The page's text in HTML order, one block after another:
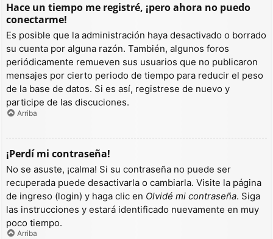
Hace un tiempo me registré, ¡pero ahora no puedo
conectarme!
Es posible que la administración haya desactivado o borrado
su cuenta por alguna razón. También, algunos foros
periódicamente remueven sus usuarios que no publicaron
mensajes por cierto periodo de tiempo para reducir el peso
de la base de datos. Si es así, registrese de nuevo y
participe de las discuciones.
Arriba
¡Perdí mi contraseña!
No se asuste, ¡calma! Si su contraseña no puede ser
recuperada puede desactivarla o cambiarla. Visite la página
de ingreso (login) y haga clic en Olvidé mi contraseña. Siga
las instrucciones y estará identificado nuevamente en muy
poco tiempo.
Arriba